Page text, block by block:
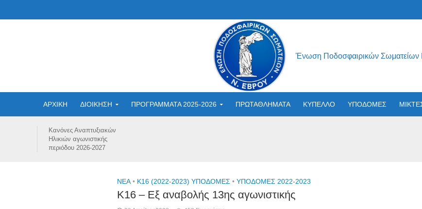
Ένωση Ποδοσφαιρικών
ΑΡΧΙΚΗ ΔΙΟΙΚΗΣΗ ΠΡΟΓΡΑΜΜΑΤΑ 2025-2026 ΠΡΩΤΑΘΛΗΜΑΤΑ ΚΥΠΕΛΛΟ ΥΠΟΔΟΜΕΣ
Κανόνες Αναπτυξιακών
Ηλικιών αγωνιστικής
περιόδου 2026-2027
NEA • Κ16 (2022-2023) ΥΠΟΔΟΜΕΣ • ΥΠΟΔΟΜΕΣ 2022-2023
Κ16 – Εξ αναβολής 13ης αγωνιστικής